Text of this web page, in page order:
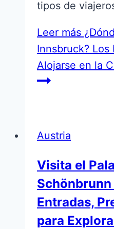
tipos de
Leer más
Innsbruck? Los
Alojarse en la
Austria
Visita el
Schönbrunn
Entradas,
para